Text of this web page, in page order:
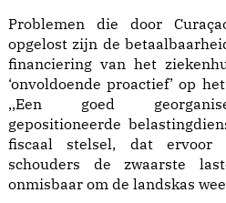
Problemen die door
opgelost zijn de
financiering van het
‘onvoldoende proactief’ op
,,Een goed
gepositioneerde
fiscaal stelsel, dat
schouders de zwaarste
onmisbaar om de landskas